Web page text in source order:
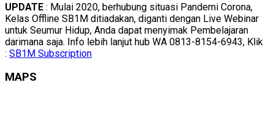
UPDATE : Mulai 2020, berhubung situasi Pandemi Corona,
Kelas Offline SB1M ditiadakan, diganti dengan Live Webinar
untuk Seumur Hidup, Anda dapat menyimak Pembelajaran
darimana saja. Info lebih lanjut hub WA 0813-8154-6943, Klik
: SB1M Subscription
MAPS